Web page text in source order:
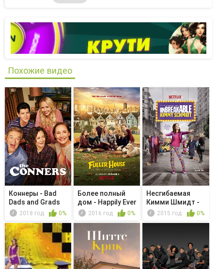
Похожие видео
Коннеры - Bad
Dads and Grads
2018 год 0%
Более полный
дом - Happily Ever
After2016 год 0%
Несгибаемая
Кимми Шмидт -
Kimmy Walks...
2015 год 0%